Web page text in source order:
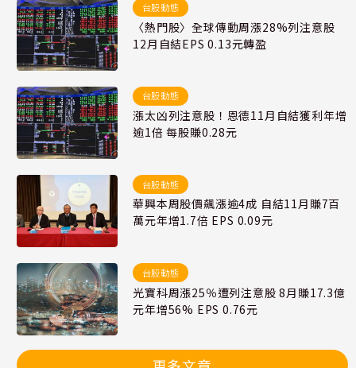
台股動態
〈熱門股〉全球傳動周漲28%列注意股
12月自結EPS 0.13元轉盈
台股動態
漲太凶列注意股！恩德11月自結獲利年增
逾1倍 每股賺0.28元
台股動態
華興本周股價飆漲逾4成 自結11月賺7百
萬元年增1.7倍 EPS 0.09元
台股動態
光寶科周漲25％遭列注意股 8月賺17.3億
元年增56% EPS 0.76元